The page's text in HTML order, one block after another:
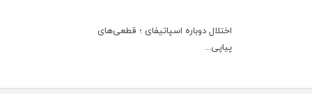
اختلال دوباره اسپاتیفای ؛ قطعی‌های
پیاپی...